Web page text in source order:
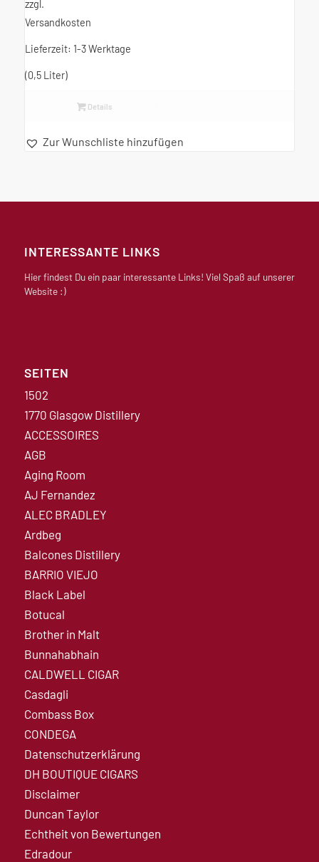
zzgl.
Versandkosten
Lieferzeit: 1-3 Werktage
(0,5 Liter)
Details
Zur Wunschliste hinzufügen
INTERESSANTE LINKS
Hier findest Du ein paar interessante Links! Viel Spaß auf unserer
Website :)
SEITEN
1502
1770 Glasgow Distillery
ACCESSOIRES
AGB
Aging Room
AJ Fernandez
ALEC BRADLEY
Ardbeg
Balcones Distillery
BARRIO VIEJO
Black Label
Botucal
Brother in Malt
Bunnahabhain
CALDWELL CIGAR
Casdagli
Combass Box
CONDEGA
Datenschutzerklärung
DH BOUTIQUE CIGARS
Disclaimer
Duncan Taylor
Echtheit von Bewertungen
Edradour